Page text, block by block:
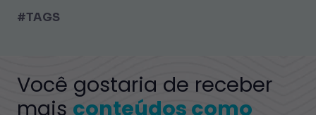
#TAGS
Você gostaria de receber
mais conteúdos como